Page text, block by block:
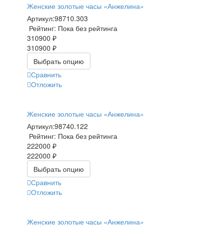
Женские золотые часы «Анжелина»
Артикул:98710.303
Рейтинг: Пока без рейтинга
310900 ₽
310900 ₽
Выбрать опцию
Сравнить
Отложить
Женские золотые часы «Анжелина»
Артикул:98740.122
Рейтинг: Пока без рейтинга
222000 ₽
222000 ₽
Выбрать опцию
Сравнить
Отложить
Женские золотые часы «Анжелина»